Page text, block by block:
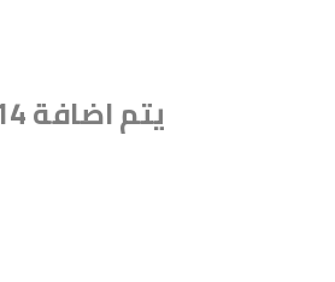
يتم اضافة 14% ضريبة القيمة المضافة